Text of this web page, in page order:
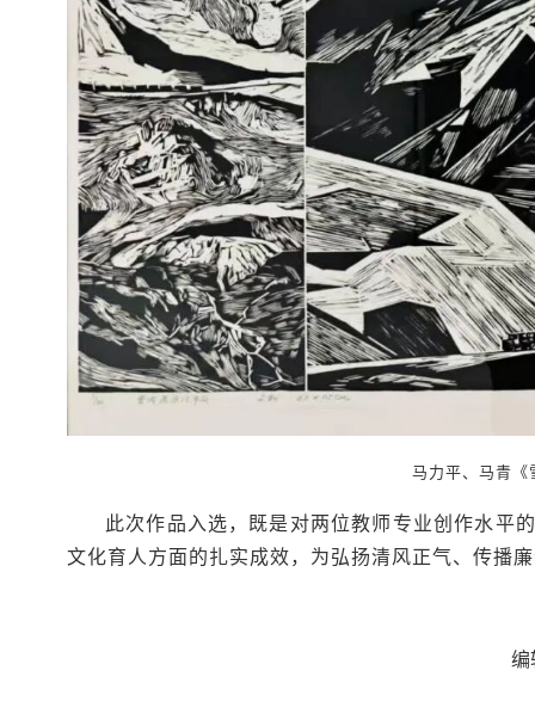
马力平、马青《
此次作品入选，既是对两位教师专业创作水平
文化育人方面的扎实成效，为弘扬清风正气、传播
编